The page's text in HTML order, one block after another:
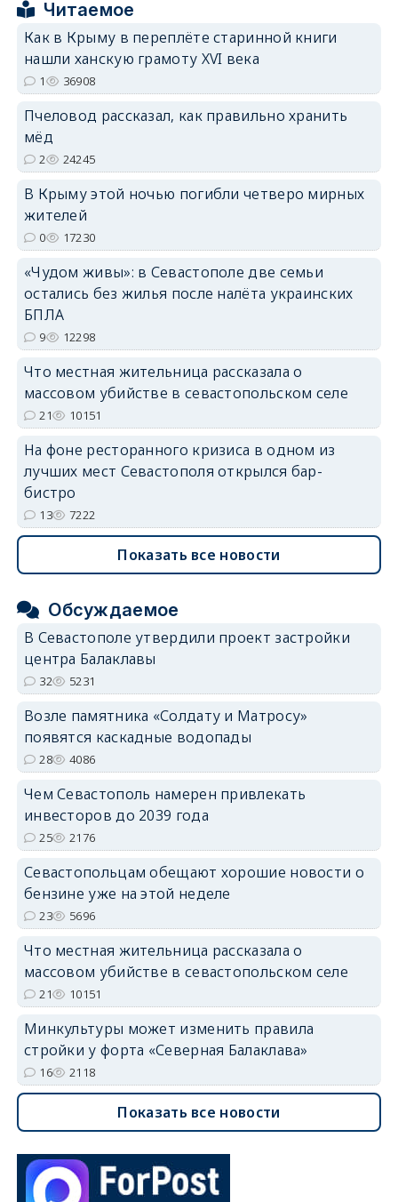
erid: 2SDnjcrDNw6
erid: 2SDnjdPjgYS
erid: 2SDnjdvhGXG
Читаемое
Как в Крыму в переплёте старинной книги
нашли ханскую грамоту XVI века
1 36908
Пчеловод рассказал, как правильно хранить
мёд
2 24245
В Крыму этой ночью погибли четверо мирных
жителей
0 17230
«Чудом живы»: в Севастополе две семьи
остались без жилья после налёта украинских
БПЛА
9 12298
Что местная жительница рассказала о
массовом убийстве в севастопольском селе
21 10151
На фоне ресторанного кризиса в одном из
лучших мест Севастополя открылся бар-
бистро
13 7222
Показать все новости
Обсуждаемое
В Севастополе утвердили проект застройки
центра Балаклавы
32 5231
Возле памятника «Солдату и Матросу»
появятся каскадные водопады
28 4086
Чем Севастополь намерен привлекать
инвесторов до 2039 года
25 2176
Севастопольцам обещают хорошие новости о
бензине уже на этой неделе
23 5696
Что местная жительница рассказала о
массовом убийстве в севастопольском селе
21 10151
Минкультуры может изменить правила
стройки у форта «Северная Балаклава»
16 2118
Показать все новости